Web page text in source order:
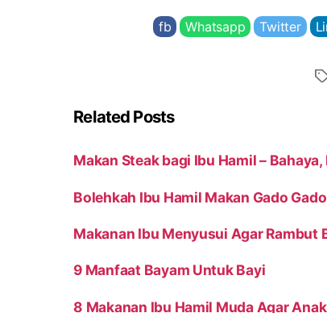
fb Whatsapp Twitter
Related Posts
Makan Steak bagi Ibu Hamil –
Bolehkah Ibu Hamil Makan Gado
Makanan Ibu Menyusui Agar Rambut
9 Manfaat Bayam Untuk Bayi
8 Makanan Ibu Hamil Muda Agar